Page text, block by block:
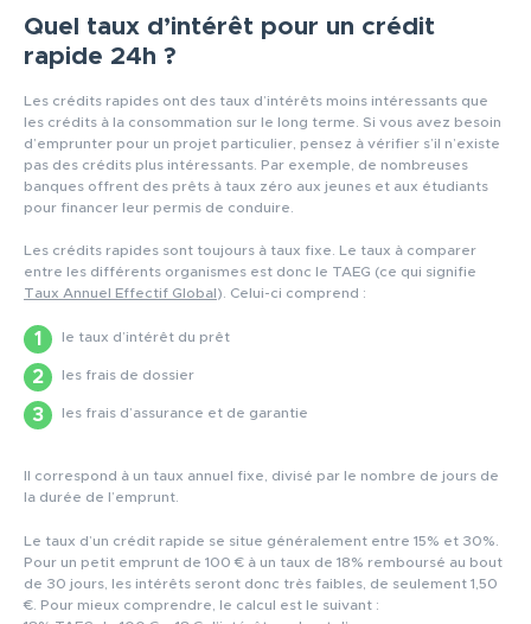
Quel taux d’intérêt pour un crédit
rapide 24h ?
Les crédits rapides ont des taux d’intérêts moins intéressants que
les crédits à la consommation sur le long terme. Si vous avez besoin
d’emprunter pour un projet particulier, pensez à vérifier s’il n’existe
pas des crédits plus intéressants. Par exemple, de nombreuses
banques offrent des prêts à taux zéro aux jeunes et aux étudiants
pour financer leur permis de conduire.
Les crédits rapides sont toujours à taux fixe. Le taux à comparer
entre les différents organismes est donc le TAEG (ce qui signifie
Taux Annuel Effectif Global). Celui-ci comprend :
le taux d’intérêt du prêt
les frais de dossier
les frais d’assurance et de garantie
Il correspond à un taux annuel fixe, divisé par le nombre de jours de
la durée de l’emprunt.
Le taux d’un crédit rapide se situe généralement entre 15% et 30%.
Pour un petit emprunt de 100 € à un taux de 18% remboursé au bout
de 30 jours, les intérêts seront donc très faibles, de seulement 1,50
€. Pour mieux comprendre, le calcul est le suivant :